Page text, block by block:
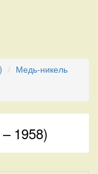
Медь-никель
1958)